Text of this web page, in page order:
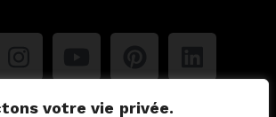
votre vie privée.
légalesPolitique de confidentialité